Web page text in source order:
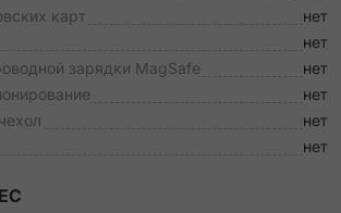
карт
нет
нет
зарядки MagSafe
нет
нет
нет
нет